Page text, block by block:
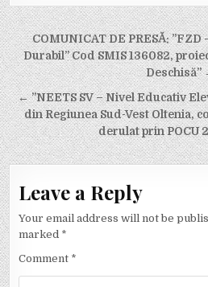
Post
navigation
COMUNICAT DE PRESĂ:
Durabil” Cod SMIS 136082,
Deschisă”
← ”NEETS SV – Nivel Educativ
din Regiunea Sud-Vest Oltenia,
derulat prin POCU
Leave a Reply
Your email address will not be
marked *
Comment *